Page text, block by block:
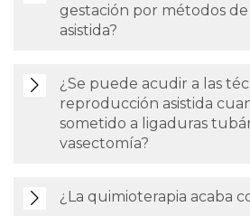
gestación por métodos
asistida?
¿Se puede acudir a las
reproducción asistida
sometido a ligaduras
vasectomía?
¿La quimioterapia acaba